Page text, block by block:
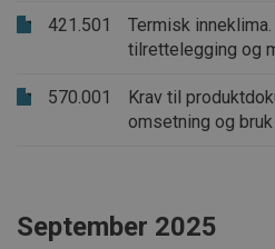
421.501
Termisk
tilrettelegging og
570.001
Krav til
omsetning og
September 2025